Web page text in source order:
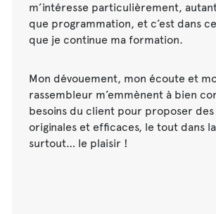
m’intéresse particulièrement,
que programmation, et c’est dans
que je continue ma formation.
Mon dévouement, mon écoute et
rassembleur m’emmènent à bien
besoins du client pour proposer
originales et efficaces, le tout dans
surtout… le plaisir !